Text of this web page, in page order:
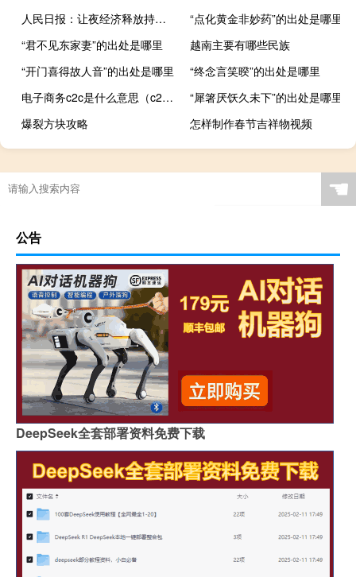
人民日报：让夜经济释放持久热度
“点化黄金非妙药”的出处是哪里
“君不见东家妻”的出处是哪里
越南主要有哪些民族
“开门喜得故人音”的出处是哪里
“终念言笑暌”的出处是哪里
电子商务c2c是什么意思（c2c是什么意思）
“犀箸厌饫久未下”的出处是哪里
爆裂方块攻略
怎样制作春节吉祥物视频
☚
公告
DeepSeek全套部署资料免费下载